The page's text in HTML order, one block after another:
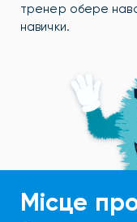
тренер обере
навички.
Місце